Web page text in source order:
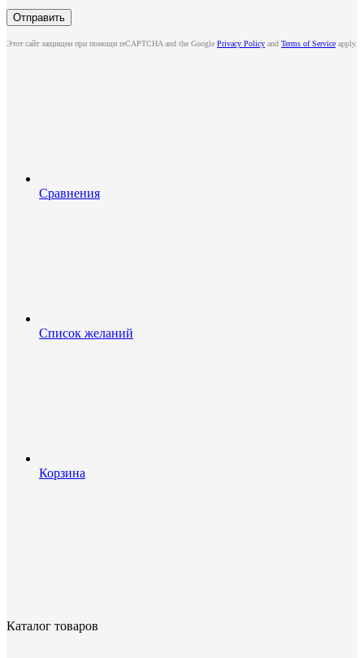
Этот сайт защищен при помощи reCAPTCHA and the Google Privacy Policy and Terms of Service apply.
Сравнения
Список желаний
Корзина
Каталог товаров